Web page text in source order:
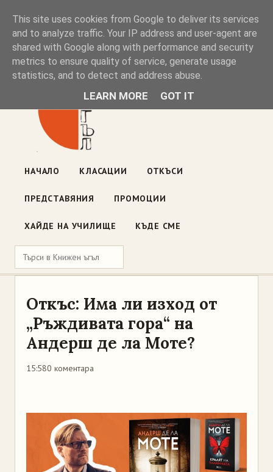
Книжен ъгъл
Блог на книжарницата — класации, откъси, нови книги
ул. „Оборище" 117, София· пон–пет 10:00–19:00 ·
НАЧАЛО КЛАСАЦИИ ОТКЪСИ
ПРЕДСТАВЯНИЯ ПРОМОЦИИ
ХАЙДЕ НА УЧИЛИЩЕ КЪДЕ СМЕ
Откъс: Има ли изход от
„Ръждивата гора“ на
Андерш де ла Моте?
15:580 коментара
This site uses cookies from Google to deliver its services
and to analyze traffic. Your IP address and user-agent are
shared with Google along with performance and security
metrics to ensure quality of service, generate usage
statistics, and to detect and address abuse.
LEARN MORE GOT IT